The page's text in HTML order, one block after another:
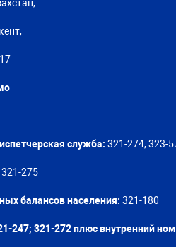
служба: 321-274, 323-
321-275
балансов населения: 321-180
247; 321-272 плюс внутренний